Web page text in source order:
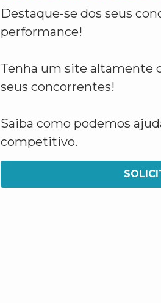
Destaque-se dos seus
performance!
Tenha um site altamente
seus concorrentes!
Saiba como podemos
competitivo.